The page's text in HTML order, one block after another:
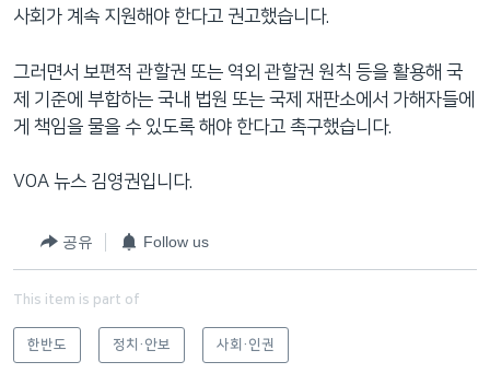
사회가 계속 지원해야 한다고 권고했습니다.
그러면서 보편적 관할권 또는 역외 관할권 원칙 등을 활용해 국
제 기준에 부합하는 국내 법원 또는 국제 재판소에서 가해자들에
게 책임을 물을 수 있도록 해야 한다고 촉구했습니다.
VOA 뉴스 김영권입니다.
공유 Follow us
This item is part of
한반도 정치·안보 사회·인권